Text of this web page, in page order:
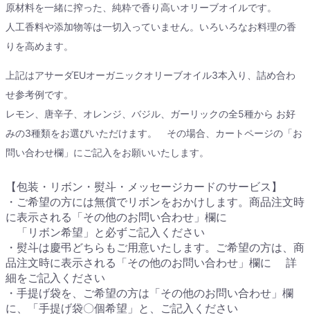
原材料を一緒に搾った、純粋で香り高いオリーブオイルです。
人工香料や添加物等は一切入っていません。いろいろなお料理の香
りを高めます。
上記はアサーダEUオーガニックオリーブオイル3本入り、詰め合わ
せ参考例です。
レモン、唐辛子、オレンジ、バジル、ガーリックの全5種から お好
みの3種類をお選びいただけます。 その場合、カートページの「お
問い合わせ欄」にご記入をお願いいたします。
【包装・リボン・熨斗・メッセージカードのサービス】
・ご希望の方には無償でリボンをおかけします。商品注文時
に表示される「その他のお問い合わせ」欄に
「リボン希望」と必ずご記入ください
・熨斗は慶弔どちらもご用意いたします。ご希望の方は、商
品注文時に表示される「その他のお問い合わせ」欄に 詳
細をご記入ください
・手提げ袋を、ご希望の方は「その他のお問い合わせ」欄
に、「手提げ袋〇個希望」と、ご記入ください